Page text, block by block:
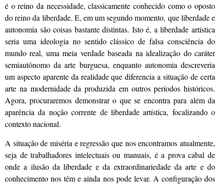
é o reino da necessidade, classicamente conhecido como o oposto
do reino da liberdade. E, em um segundo momento, que liberdade e
autonomia são coisas bastante distintas. Isto é, a liberdade artística
seria uma ideologia no sentido clássico de falsa consciência do
mundo real, uma meia verdade baseada na idealização do caráter
semiautônomo da arte burguesa, enquanto autonomia descreveria
um aspecto aparente da realidade que diferencia a situação de certa
arte na modernidade da produzida em outros períodos históricos.
Agora, procuraremos demonstrar o que se encontra para além da
aparência da noção corrente de liberdade artística, focalizando o
contexto nacional.
A situação de miséria e regressão que nos encontramos atualmente,
seja de trabalhadores intelectuais ou manuais, é a prova cabal de
onde a ilusão da liberdade e da extraordinariedade da arte e do
conhecimento nos têm e ainda nos pode levar. A configuração dos